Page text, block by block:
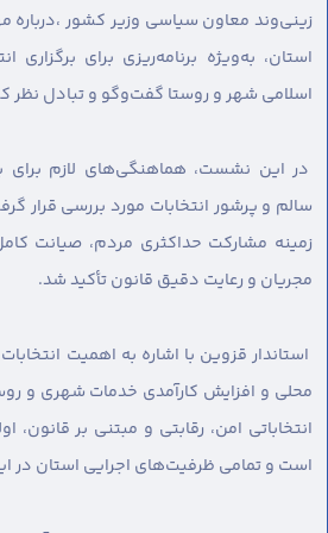
زینی‌وند معاون سیاسی وزیر کشور
استان، به‌ویژه برنامه‌ریزی برای
اسلامی شهر و روستا گفت‌وگو و تبادل نظر
در این نشست، هماهنگی‌های لازم برای
سالم و پرشور انتخابات مورد بررسی قرار
زمینه مشارکت حداکثری مردم، صیانت
مجریان و رعایت دقیق قانون تأکید شد.
استاندار قزوین با اشاره به اهمیت
محلی و افزایش کارآمدی خدمات شهری و
انتخاباتی امن، رقابتی و مبتنی بر
است و تمامی ظرفیت‌های اجرایی استان